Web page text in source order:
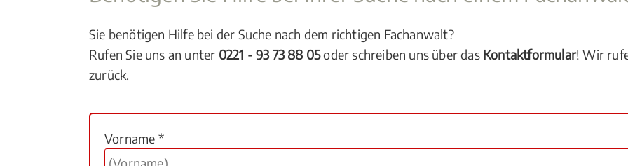
Sie benötigen Hilfe bei der Suche nach dem richtigen Fachanwalt?
Rufen Sie uns an unter 0221 - 93 73 88 05oder schreiben uns über das Kontaktformular! Wir
zurück.
Vorname *